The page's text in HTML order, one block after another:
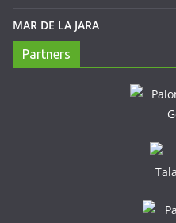
MAR DE LA JARA
Partners